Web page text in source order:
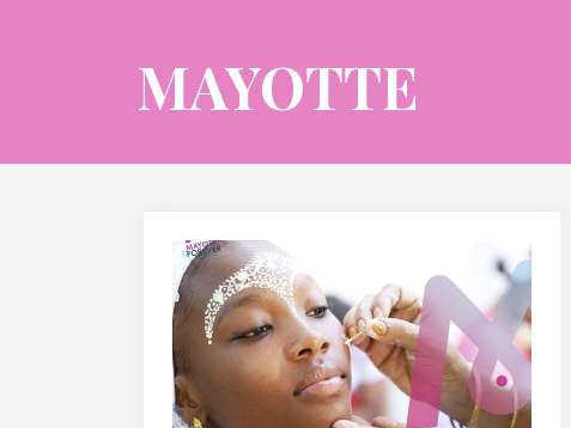
MAYOTTE